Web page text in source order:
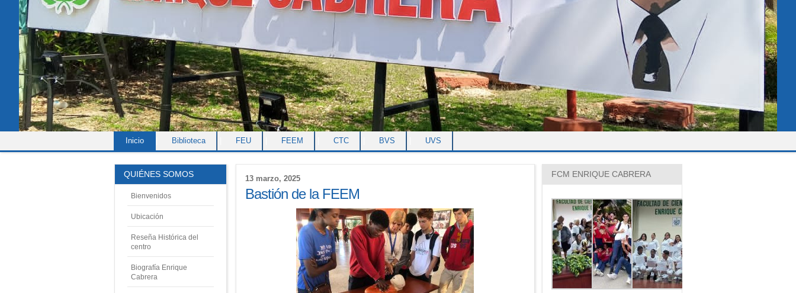
Inicio Biblioteca FEU FEEM CTC BVS UVS
13 marzo, 2025
Bastión de la FEEM
QUIÉNES SOMOS
Bienvenidos
Ubicación
Reseña Histórica del
centro
Biografía Enrique
Cabrera
FCM ENRIQUE CABRERA